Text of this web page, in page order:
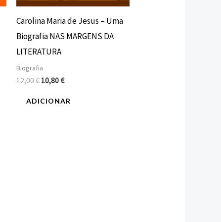
Carolina Maria de Jesus – Uma
Biografia NAS MARGENS DA
LITERATURA
Biografia
12,00€10,80€
ADICIONAR